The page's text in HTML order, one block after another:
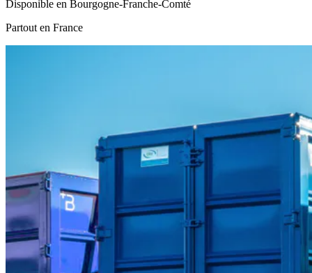
Disponible en Bourgogne-Franche-Comté
Partout en France